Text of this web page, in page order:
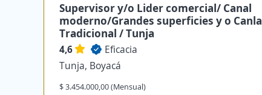
Supervisor y/o Lider comercial/ Canal
moderno/Grandes superficies y o Canla
Tradicional / Tunja
4,6
Eficacia
Tunja, Boyacá
$ 3.454.000,00 (Mensual)